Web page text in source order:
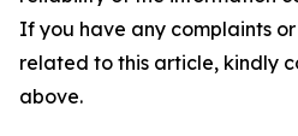
If you have any complaints
related to this article, kindly
above.